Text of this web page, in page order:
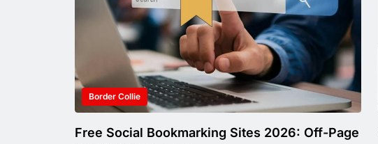
Border Collie
Free Social Bookmarking Sites 2026: Off-Page